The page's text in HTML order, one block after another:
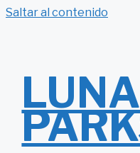
Saltar al contenido